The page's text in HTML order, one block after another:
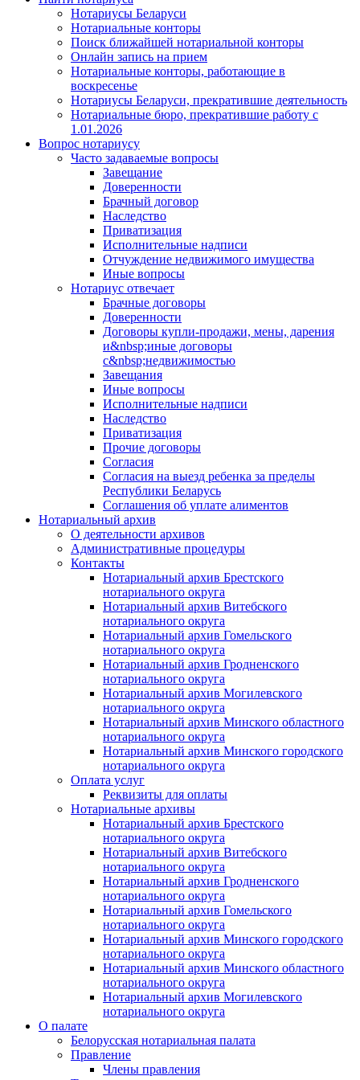
Нотариусы Беларуси
Нотариальные конторы
Поиск ближайшей нотариальной конторы
Онлайн запись на прием
Нотариальные конторы, работающие в
воскресенье
Нотариусы Беларуси, прекратившие деятельность
Нотариальные бюро, прекратившие работу с
1.01.2026
Вопрос нотариусу
Часто задаваемые вопросы
Завещание
Доверенности
Брачный договор
Наследство
Приватизация
Исполнительные надписи
Отчуждение недвижимого имущества
Иные вопросы
Нотариус отвечает
Брачные договоры
Доверенности
Договоры купли-продажи, мены, дарения
и&nbsp;иные договоры
с&nbsp;недвижимостью
Завещания
Иные вопросы
Исполнительные надписи
Наследство
Приватизация
Прочие договоры
Согласия
Согласия на выезд ребенка за пределы
Республики Беларусь
Соглашения об уплате алиментов
Нотариальный архив
О деятельности архивов
Административные процедуры
Контакты
Нотариальный архив Брестского
нотариального округа
Нотариальный архив Витебского
нотариального округа
Нотариальный архив Гомельского
нотариального округа
Нотариальный архив Гродненского
нотариального округа
Нотариальный архив Могилевского
нотариального округа
Нотариальный архив Минского областного
нотариального округа
Нотариальный архив Минского городского
нотариального округа
Оплата услуг
Реквизиты для оплаты
Нотариальные архивы
Нотариальный архив Брестского
нотариального округа
Нотариальный архив Витебского
нотариального округа
Нотариальный архив Гродненского
нотариального округа
Нотариальный архив Гомельского
нотариального округа
Нотариальный архив Минского городского
нотариального округа
Нотариальный архив Минского областного
нотариального округа
Нотариальный архив Могилевского
нотариального округа
О палате
Белорусская нотариальная палата
Правление
Члены правления